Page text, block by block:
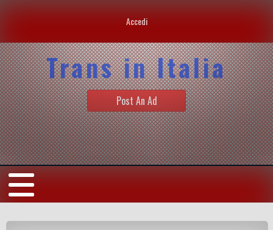
Accedi
Trans in Italia
Post An Ad